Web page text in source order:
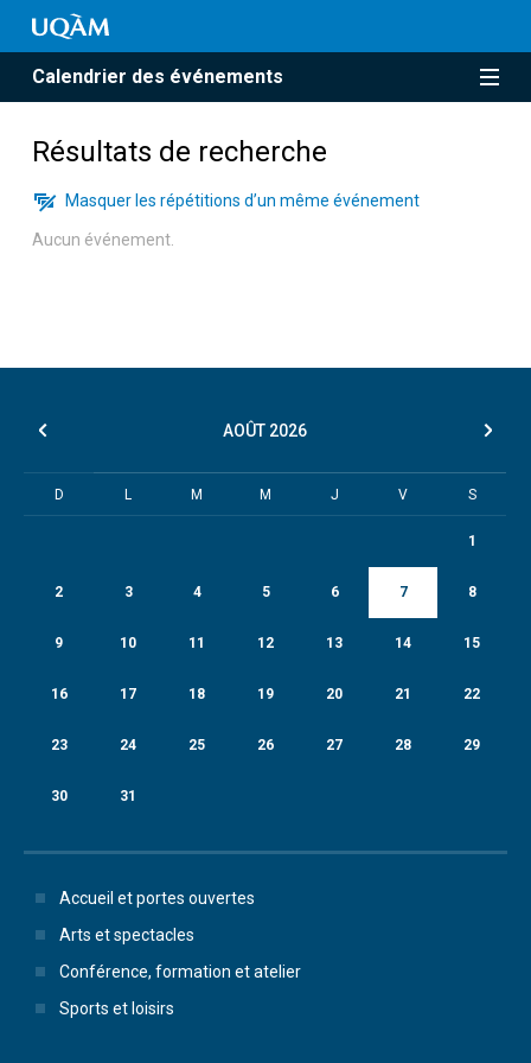
Calendrier des événements
Résultats de recherche
Masquer les répétitions d’un même événement
Aucun événement.
AOÛT 2026
D L M M J V S
1
2 3 4 5 6 7 8
9 10 11 12 13 14 15
16 17 18 19 20 21 22
23 24 25 26 27 28 29
30 31
Accueil et portes ouvertes
Arts et spectacles
Conférence, formation et atelier
Sports et loisirs